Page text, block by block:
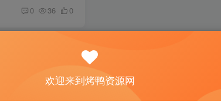
0 36 0
欢迎来到烤鸭资源网